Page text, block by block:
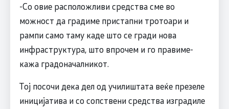
-Со овие расположливи средства сме во
можност да градиме пристапни тротоари и
рампи само таму каде што се гради нова
инфраструктура, што впрочем и го правиме-
кажа градоначалникот.
Тој посочи дека дел од училиштата веќе презеле
иницијатива и со сопствени средства изградиле